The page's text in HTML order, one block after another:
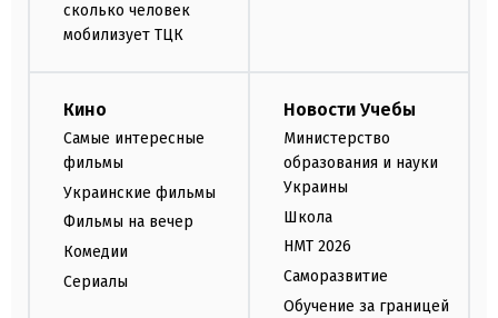
сколько человек
мобилизует ТЦК
Кино
Самые интересные
фильмы
Украинские фильмы
Фильмы на вечер
Комедии
Сериалы
Новости Учебы
Министерство
образования и науки
Украины
Школа
НМТ 2026
Саморазвитие
Обучение за границей